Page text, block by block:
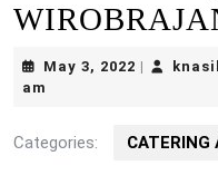
May 3, 2022 May
am
Categories: CATERING